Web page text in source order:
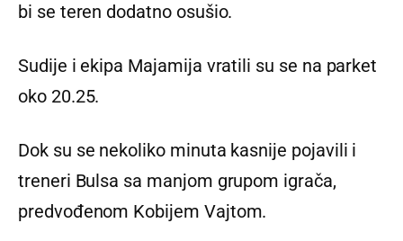
bi se teren dodatno osušio.
Sudije i ekipa Majamija vratili su se na parket
oko 20.25.
Dok su se nekoliko minuta kasnije pojavili i
treneri Bulsa sa manjom grupom igrača,
predvođenom Kobijem Vajtom.